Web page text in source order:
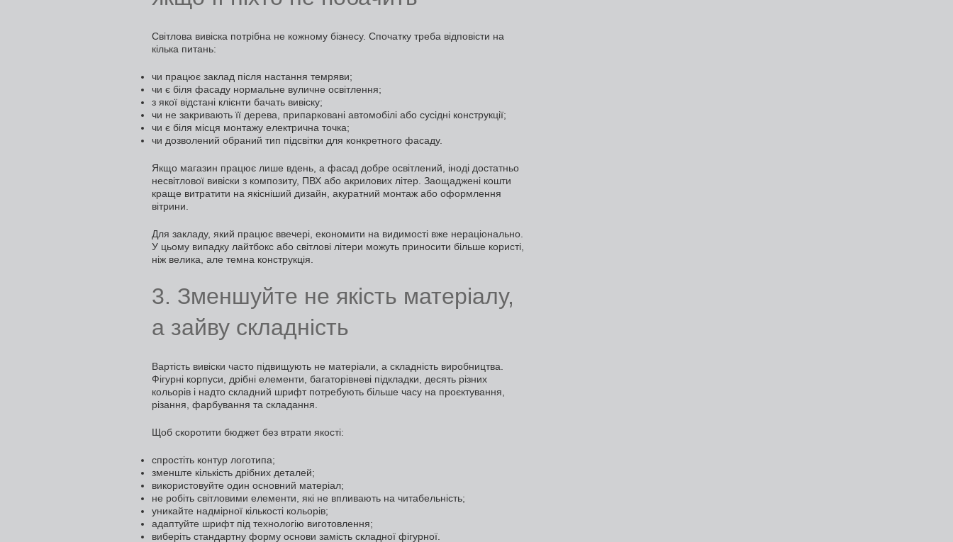
Світлова вивіска потрібна не кожному бізнесу. Спочатку треба відповісти на
кілька питань:
чи працює заклад після настання темряви;
чи є біля фасаду нормальне вуличне освітлення;
з якої відстані клієнти бачать вивіску;
чи не закривають її дерева, припарковані автомобілі або сусідні конструкції;
чи є біля місця монтажу електрична точка;
чи дозволений обраний тип підсвітки для конкретного фасаду.
Якщо магазин працює лише вдень, а фасад добре освітлений, іноді достатньо
несвітлової вивіски з композиту, ПВХ або акрилових літер. Заощаджені кошти
краще витратити на якісніший дизайн, акуратний монтаж або оформлення
вітрини.
Для закладу, який працює ввечері, економити на видимості вже нераціонально.
У цьому випадку лайтбокс або світлові літери можуть приносити більше користі,
ніж велика, але темна конструкція.
3. Зменшуйте не якість матеріалу,
а зайву складність
Вартість вивіски часто підвищують не матеріали, а складність виробництва.
Фігурні корпуси, дрібні елементи, багаторівневі підкладки, десять різних
кольорів і надто складний шрифт потребують більше часу на проєктування,
різання, фарбування та складання.
Щоб скоротити бюджет без втрати якості:
спростіть контур логотипа;
зменште кількість дрібних деталей;
використовуйте один основний матеріал;
не робіть світловими елементи, які не впливають на читабельність;
уникайте надмірної кількості кольорів;
адаптуйте шрифт під технологію виготовлення;
виберіть стандартну форму основи замість складної фігурної.